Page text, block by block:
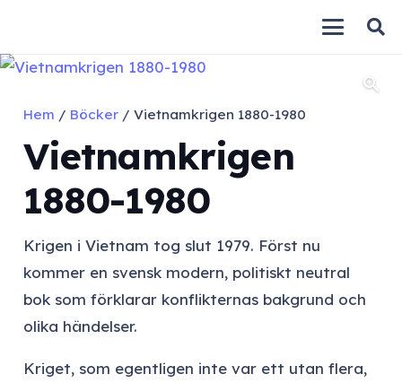
Hem / Böcker/ Vietnamkrigen 1880-1980
Vietnamkrigen
1880-1980
Krigen i Vietnam tog slut 1979. Först nu
kommer en svensk modern, politiskt neutral
bok som förklarar konflikternas bakgrund och
olika händelser.
Kriget, som egentligen inte var ett utan flera,